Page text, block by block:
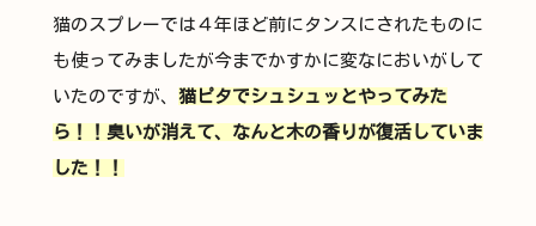
猫のスプレーでは４年ほど前にタンスにされたものに
も使ってみましたが今までかすかに変なにおいがして
いたのですが、 猫ピタでシュシュッとやってみた
ら！！臭いが消えて、なんと木の香りが復活していま
した！！